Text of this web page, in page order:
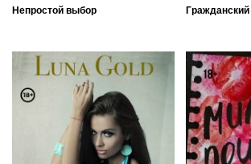
Непростой выбор Гражданский